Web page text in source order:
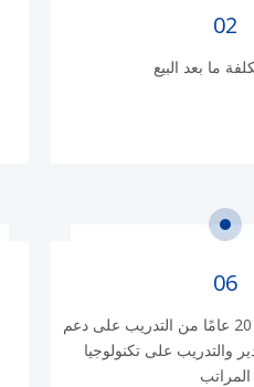
02
ما بعد البيع
06
حصلت على أكثر من 20 عامًا من التدريب على دعم
والتدريب على تكنولوجيا
المراتب